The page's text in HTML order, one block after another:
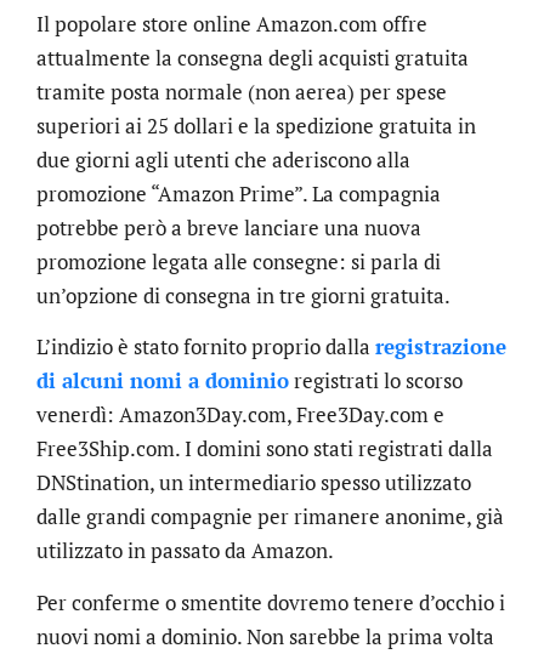
Il popolare store online Amazon.com offre
attualmente la consegna degli acquisti gratuita
tramite posta normale (non aerea) per spese
superiori ai 25 dollari e la spedizione gratuita in
due giorni agli utenti che aderiscono alla
promozione “Amazon Prime”. La compagnia
potrebbe però a breve lanciare una nuova
promozione legata alle consegne: si parla di
un’opzione di consegna in tre giorni gratuita.
L’indizio è stato fornito proprio dalla registrazione
di alcuni nomi a dominioregistrati lo scorso
venerdì: Amazon3Day.com, Free3Day.com e
Free3Ship.com. I domini sono stati registrati dalla
DNStination, un intermediario spesso utilizzato
dalle grandi compagnie per rimanere anonime, già
utilizzato in passato da Amazon.
Per conferme o smentite dovremo tenere d’occhio i
nuovi nomi a dominio. Non sarebbe la prima volta